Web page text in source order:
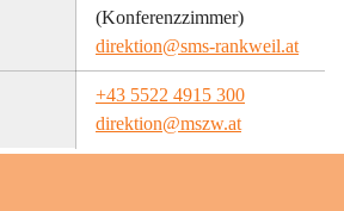
(Konferenzzimmer)
direktion@sms-rankweil.at
+43 5522 4915 300
direktion@mszw.at